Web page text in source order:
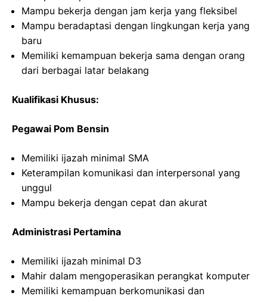
Mampu bekerja dengan jam kerja yang fleksibel
Mampu beradaptasi dengan lingkungan kerja yang
baru
Memiliki kemampuan bekerja sama dengan orang
dari berbagai latar belakang
Kualifikasi Khusus:
Pegawai Pom Bensin
Memiliki ijazah minimal SMA
Keterampilan komunikasi dan interpersonal yang
unggul
Mampu bekerja dengan cepat dan akurat
Administrasi Pertamina
Memiliki ijazah minimal D3
Mahir dalam mengoperasikan perangkat komputer
Memiliki kemampuan berkomunikasi dan